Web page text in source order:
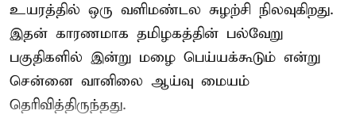
உயரத்தில் ஒரு வளிமண்டல சுழற்சி நிலவுகிறது.
இதன் காரணமாக தமிழகத்தின் பல்வேறு
பகுதிகளில் இன்று மழை பெய்யக்கூடும் என்று
சென்னை வானிலை ஆய்வு மையம்
தெரிவித்திருந்தது.